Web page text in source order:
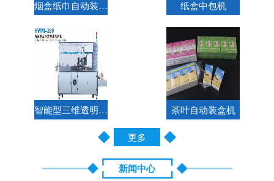
烟盒纸巾自动装盒机 纸盒中包机
智能型三维透明膜包装机 茶叶自动装盒机
更多
新闻中心